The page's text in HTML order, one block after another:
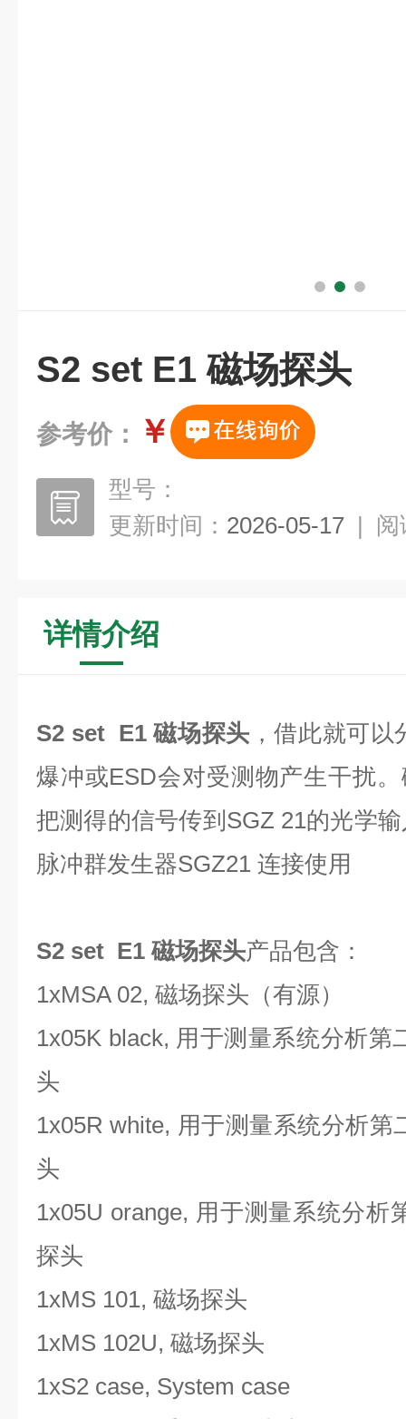
S2 set E1 磁场探头
参考价： ￥
型号：
更新时间： 2026-05-17 | 阅
详情介绍
S2 set E1 磁场探头 ，借此就可
爆冲或ESD会对受测物产生干扰
把测得的信号传到SGZ 21的光学
脉冲群发生器SGZ21 连接使用
S2 set E1 磁场探头产品包含：
1xMSA 02, 磁场探头（有源）
1x05K black, 用于测量系统分析第
头
1x05R white, 用于测量系统分析第
头
1x05U orange, 用于测量系统分析
探头
1xMS 101, 磁场探头
1xMS 102U, 磁场探头
1xS2 case, System case